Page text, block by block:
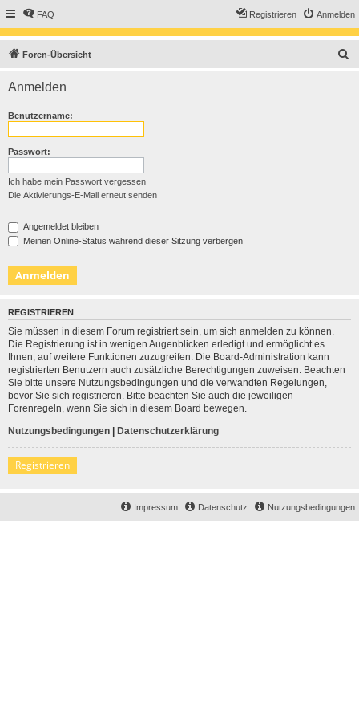
FAQ Anmelden
Registrieren
Foren-Übersicht
Anmelden
Benutzername:
Passwort:
Ich habe mein Passwort vergessen
Die Aktivierungs-E-Mail erneut senden
Angemeldet bleiben
Meinen Online-Status während dieser Sitzung verbergen
REGISTRIEREN
Sie müssen in diesem Forum registriert sein, um sich anmelden zu können.
Die Registrierung ist in wenigen Augenblicken erledigt und ermöglicht es
Ihnen, auf weitere Funktionen zuzugreifen. Die Board-Administration kann
registrierten Benutzern auch zusätzliche Berechtigungen zuweisen. Beachten
Sie bitte unsere Nutzungsbedingungen und die verwandten Regelungen,
bevor Sie sich registrieren. Bitte beachten Sie auch die jeweiligen
Forenregeln, wenn Sie sich in diesem Board bewegen.
Nutzungsbedingungen | Datenschutzerklärung
Registrieren
Nutzungsbedingungen
Datenschutz
Impressum